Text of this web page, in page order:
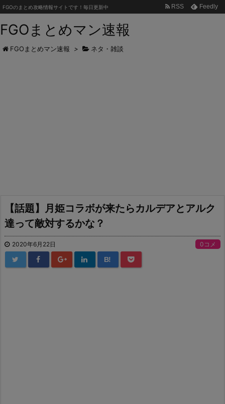
FGOまとめマン速報
FGOのまとめ攻略情報サイトです！毎日更新中 RSS Feedly
FGOまとめマン速報 > ネタ・雑談
【話題】月姫コラボが来たらカルデアとアルク
達って敵対するかな？
2020年6月22日 0コメ
B!